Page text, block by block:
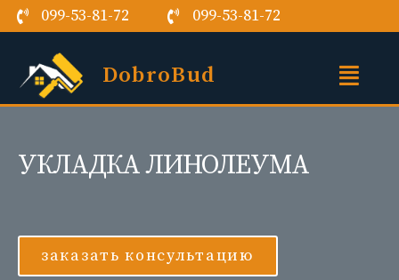
099-53-81-72 099-53-81-72
DobroBud
УКЛАДКА ЛИНОЛЕУМА
заказать консультацию